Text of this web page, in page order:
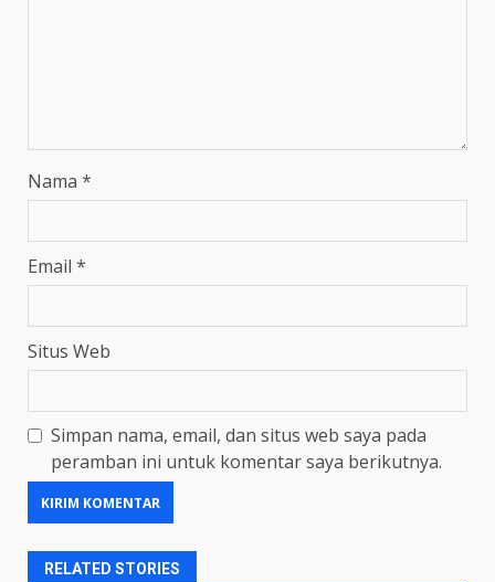
Nama *
Email *
Situs Web
Simpan nama, email, dan situs web saya pada
peramban ini untuk komentar saya berikutnya.
RELATED STORIES